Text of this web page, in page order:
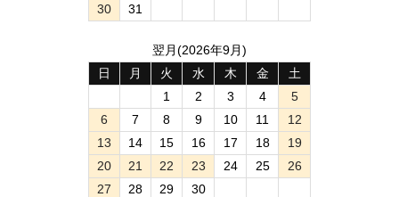
30
31
翌月(2026年9月)
日
月 火 水 木 金
土
1
2 3 4
5
6
7 8 9 10 11
12
13
14 15 16 17 18
19
20
21 22 23 24 25
26
27
28 29 30